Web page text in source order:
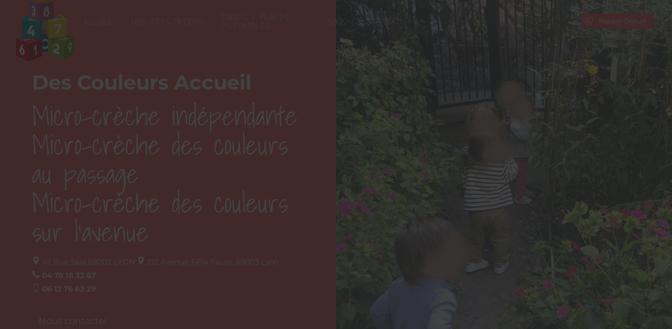
Des Couleurs Accueil
Micro-crèche indépendante
Micro-crèche des couleurs
au passage
Micro-crèche des couleurs
sur l'avenue
42 Rue Sala 69002 LYON
212 Avenue Félix Faure, 69003 Lyon
04 78 18 33 67
06 12 76 62 29
Nous contacter
NOUS CONTACTER Rappel Gratuit